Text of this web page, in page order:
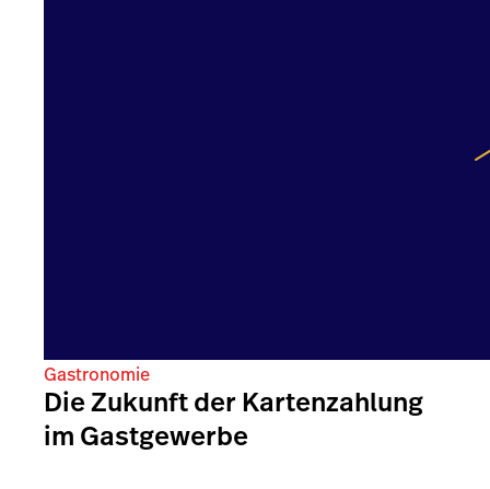
Gastronomie
Die Zukunft der Kartenzahlung
im Gastgewerbe